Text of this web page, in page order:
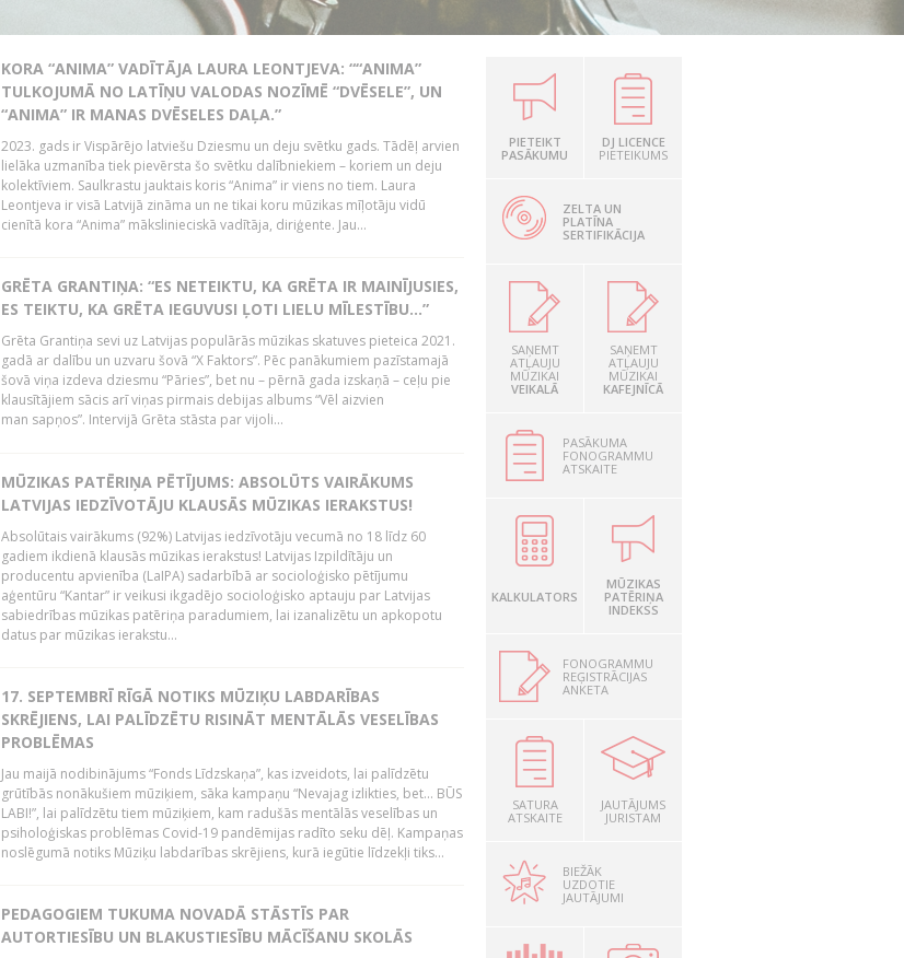
KORA “ANIMA” VADĪTĀJA LAURA LEONTJEVA: ““ANIMA”
TULKOJUMĀ NO LATĪŅU VALODAS NOZĪMĒ “DVĒSELE”, UN
“ANIMA” IR MANAS DVĒSELES DAĻA.”
2023. gads ir Vispārējo latviešu Dziesmu un deju svētku gads. Tādēļ arvien
lielāka uzmanība tiek pievērsta šo svētku dalībniekiem – koriem un deju
kolektīviem. Saulkrastu jauktais koris “Anima” ir viens no tiem. Laura
Leontjeva ir visā Latvijā zināma un ne tikai koru mūzikas mīļotāju vidū
cienītā kora “Anima” mākslinieciskā vadītāja, diriģente. Jau...
GRĒTA GRANTIŅA: “ES NETEIKTU, KA GRĒTA IR MAINĪJUSIES,
ES TEIKTU, KA GRĒTA IEGUVUSI ĻOTI LIELU MĪLESTĪBU...”
Grēta Grantiņa sevi uz Latvijas populārās mūzikas skatuves pieteica 2021.
gadā ar dalību un uzvaru šovā “X Faktors”. Pēc panākumiem pazīstamajā
šovā viņa izdeva dziesmu “Pāries”, bet nu – pērnā gada izskaņā – ceļu pie
klausītājiem sācis arī viņas pirmais debijas albums “Vēl aizvien
man sapņos”. Intervijā Grēta stāsta par vijoli...
MŪZIKAS PATĒRIŅA PĒTĪJUMS: ABSOLŪTS VAIRĀKUMS
LATVIJAS IEDZĪVOTĀJU KLAUSĀS MŪZIKAS IERAKSTUS!
Absolūtais vairākums (92%) Latvijas iedzīvotāju vecumā no 18 līdz 60
gadiem ikdienā klausās mūzikas ierakstus! Latvijas Izpildītāju un
producentu apvienība (LaIPA) sadarbībā ar socioloģisko pētījumu
aģentūru “Kantar” ir veikusi ikgadējo socioloģisko aptauju par Latvijas
sabiedrības mūzikas patēriņa paradumiem, lai izanalizētu un apkopotu
datus par mūzikas ierakstu...
17. SEPTEMBRĪ RĪGĀ NOTIKS MŪZIĶU LABDARĪBAS
SKRĒJIENS, LAI PALĪDZĒTU RISINĀT MENTĀLĀS VESELĪBAS
PROBLĒMAS
Jau maijā nodibinājums “Fonds Līdzskaņa”, kas izveidots, lai palīdzētu
grūtībās nonākušiem mūziķiem, sāka kampaņu “Nevajag izlikties, bet... BŪS
LABI!”, lai palīdzētu tiem mūziķiem, kam radušās mentālās veselības un
psiholoģiskas problēmas Covid-19 pandēmijas radīto seku dēļ. Kampaņas
noslēgumā notiks Mūziķu labdarības skrējiens, kurā iegūtie līdzekļi tiks...
PEDAGOGIEM TUKUMA NOVADĀ STĀSTĪS PAR
AUTORTIESĪBU UN BLAKUSTIESĪBU MĀCĪŠANU SKOLĀS
PIETEIKT
PASĀKUMU
DJ LICENCE
PIETEIKUMS
ZELTA UN
PLATĪNA
SERTIFIKĀCIJA
SAŅEMT
ATĻAUJU
MŪZIKAI
VEIKALĀ
SAŅEMT
ATĻAUJU
MŪZIKAI
KAFEJNĪCĀ
PASĀKUMA
FONOGRAMMU
ATSKAITE
KALKULATORS
MŪZIKAS
PATĒRIŅA
INDEKSS
FONOGRAMMU
REĢISTRĀCIJAS
ANKETA
SATURA
ATSKAITE
JAUTĀJUMS
JURISTAM
BIEŽĀK
UZDOTIE
JAUTĀJUMI